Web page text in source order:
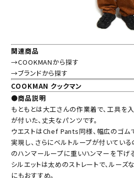
関連商品
→COOKMANから探す
→ブランドから探す
COOKMAN クックマン
●商品説明
もともとは大工さんの作業着で、工具を
が付いた、丈夫なパンツです。
ウエストはChef Pants同様、幅広のゴム
実現し、さらにベルトループが付いている
のハンマーループに重いハンマーを下げ
シルエットは太めのストレートで、ルーズ
にもおすすめ。